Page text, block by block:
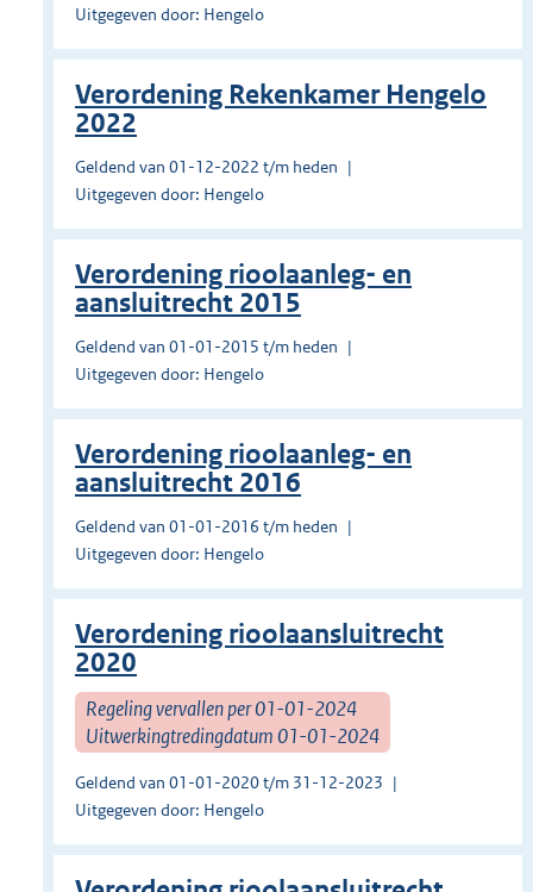
Uitgegeven door: Hengelo
Verordening Rekenkamer Hengelo
2022
Geldend van 01-12-2022 t/m heden
Uitgegeven door: Hengelo
Verordening rioolaanleg- en
aansluitrecht 2015
Geldend van 01-01-2015 t/m heden
Uitgegeven door: Hengelo
Verordening rioolaanleg- en
aansluitrecht 2016
Geldend van 01-01-2016 t/m heden
Uitgegeven door: Hengelo
Verordening rioolaansluitrecht
2020
Regeling vervallen per 01-01-2024
Uitwerkingtredingdatum 01-01-2024
Geldend van 01-01-2020 t/m 31-12-2023
Uitgegeven door: Hengelo